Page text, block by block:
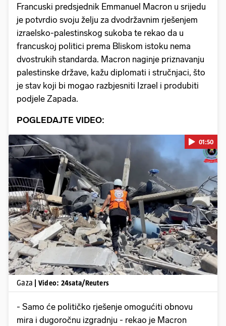
Francuski predsjednik Emmanuel Macron u srijedu
je potvrdio svoju želju za dvodržavnim rješenjem
izraelsko-palestinskog sukoba te rekao da u
francuskoj politici prema Bliskom istoku nema
dvostrukih standarda. Macron naginje priznavanju
palestinske države, kažu diplomati i stručnjaci, što
je stav koji bi mogao razbjesniti Izrael i produbiti
podjele Zapada.
POGLEDAJTE VIDEO:
Pokretanje videa...
01:50
Gaza | Video: 24sata/Reuters
- Samo će političko rješenje omogućiti obnovu
mira i dugoročnu izgradnju - rekao je Macron